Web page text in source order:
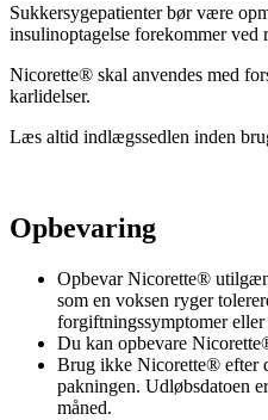
Sukkersygepatienter bør være
insulinoptagelse forekommer
Nicorette® skal anvendes med
karlidelser.
Læs altid indlægssedlen inden
Opbevaring
Opbevar Nicorette®
som en voksen ryger
forgiftningssymptomer
Du kan opbevare
Brug ikke Nicorette® efter
pakningen. Udløbsdatoen
måned.